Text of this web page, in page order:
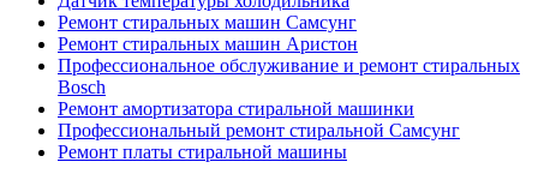
Ремонт стиральных машин Самсунг
Ремонт стиральных машин Аристон
Профессиональное обслуживание и ремонт стиральных
Bosch
Ремонт амортизатора стиральной машинки
Профессиональный ремонт стиральной Самсунг
Ремонт платы стиральной машины